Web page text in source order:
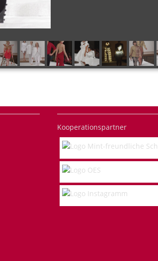
Kooperationspartner